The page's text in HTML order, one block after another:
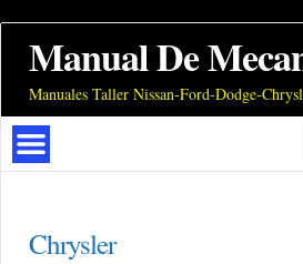
Manual De
Manuales Taller Nissan-Ford-Dodge-
Chrysler